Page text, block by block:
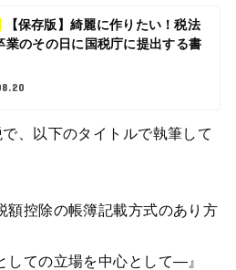
【保存版】綺麗に作りたい！税法
業のその日に国税庁に提出する書
、以下のタイトルで執筆して
額控除の帳簿記載方式のあり方
ての立場を中心として―』